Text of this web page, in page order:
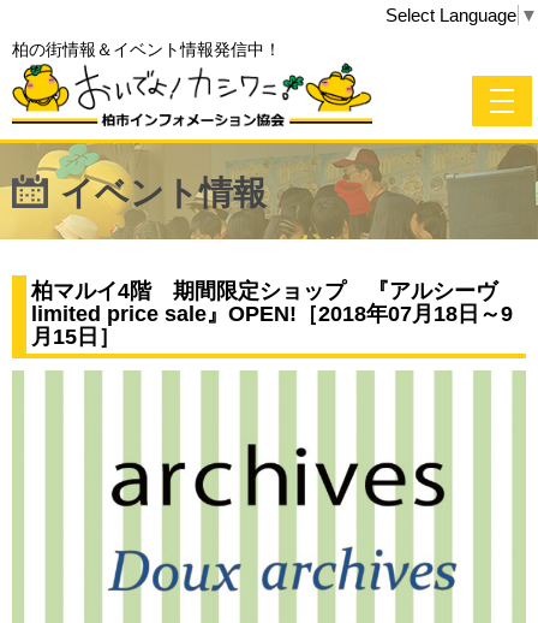
柏の街情報＆イベント情報発信中！
Select Language ▼
イベント情報
柏マルイ4階 期間限定ショップ 『アルシーヴ
limited price sale』OPEN!［2018年07月18日～9
月15日］